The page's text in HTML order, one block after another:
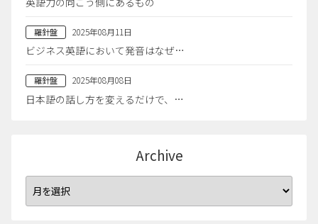
羅針盤 2025年08月11日
ビジネス英語において発音はなぜ…
羅針盤 2025年08月08日
日本語の話し方を変えるだけで、…
Archive